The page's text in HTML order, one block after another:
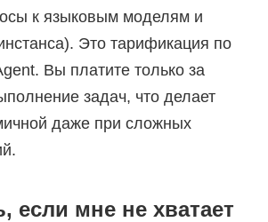
к языковым моделям и
Это тарификация по
Вы платите только за
задач, что делает
даже при сложных
если мне не хватает